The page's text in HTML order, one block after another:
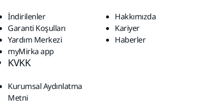
İndirilenler
Garanti Koşulları
Yardım Merkezi
myMirka app
Hakkımızda
Kariyer
Haberler
KVKK
Kurumsal Aydınlatma
Metni